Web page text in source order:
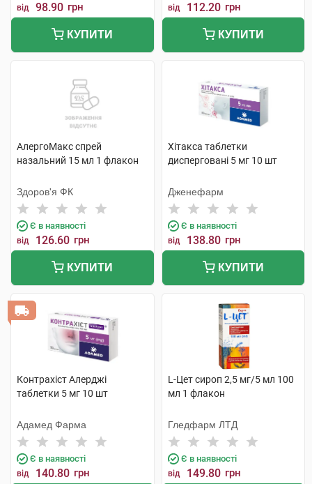
від 98.90 грн
КУПИТИ
від 112.20 грн
КУПИТИ
АлергоМакс спрей
назальний 15 мл 1 флакон
Здоров'я ФК
Є в наявності
від 126.60 грн
КУПИТИ
Хітакса таблетки
дисперговані 5 мг 10 шт
Дженефарм
Є в наявності
від 138.80 грн
КУПИТИ
Контрахіст Алерджі
таблетки 5 мг 10 шт
Адамед Фарма
Є в наявності
від 140.80 грн
L-Цет сироп 2,5 мг/5 мл 100
мл 1 флакон
Гледфарм ЛТД
Є в наявності
від 149.80 грн